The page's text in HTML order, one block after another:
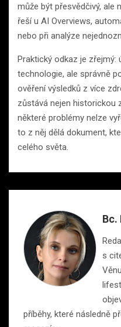
může být přesvědčivý, ale
řeší u AI Overviews,
nebo při analýze
Praktický odkaz je zřejmý:
technologie, ale správně
ověření výsledků z více
zůstává nejen historickou
některé problémy nelze
to z něj dělá dokument,
celého světa.
Bc.
s
příběhy, které následně